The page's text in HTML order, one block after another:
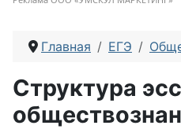
Главная ЕГЭ
Структура